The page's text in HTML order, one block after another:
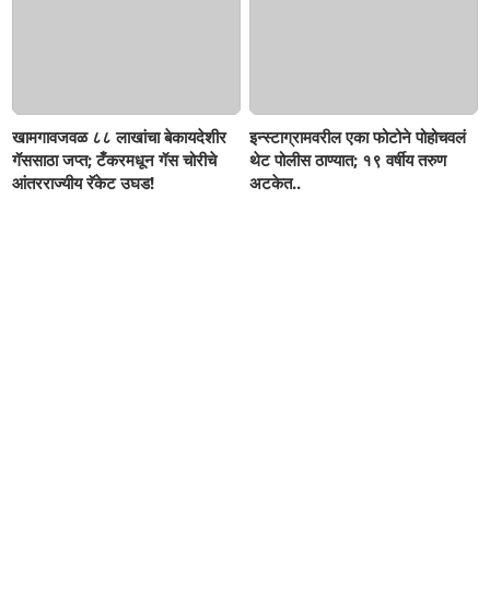
खामगावजवळ ८८ लाखांचा बेकायदेशीर
गॅससाठा जप्त; टँकरमधून गॅस चोरीचे
आंतरराज्यीय रॅकेट उघड!
इन्स्टाग्रामवरील एका फोटोने पोहोचवलं
थेट पोलीस ठाण्यात; १९ वर्षीय तरुण
अटकेत..